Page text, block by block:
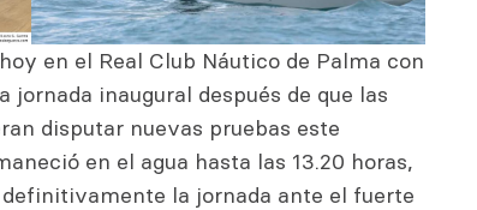
en el Real Club Náutico de Palma con
inaugural después de que las
disputar nuevas pruebas este
en el agua hasta las 13.20 horas,
la jornada ante el fuerte